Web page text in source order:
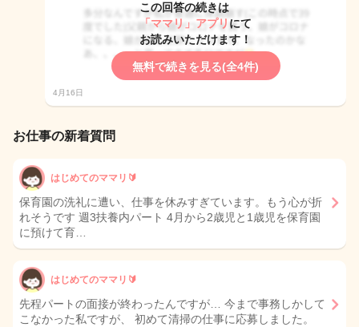
この回答の続きは
「ママリ」アプリ にて
お読みいただけます！
無料で続きを見る(全4件)
4月16日
お仕事の新着質問
はじめてのママリ🔰
保育園の洗礼に遭い、仕事を休みすぎています。もう心が折
れそうです 週3扶養内パート 4月から2歳児と1歳児を保育園
に預けて育…
はじめてのママリ🔰
先程パートの面接が終わったんですが… 今まで事務しかして
こなかった私ですが、 初めて清掃の仕事に応募しました。